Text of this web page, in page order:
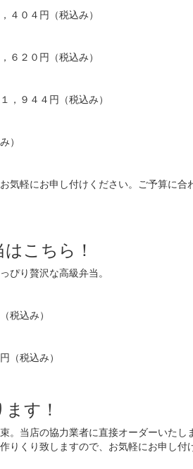
０４円（税込み）
２０円（税込み）
９４４円（税込み）
）
気軽にお申し付けください。ご予算に
こちら！
ぴり贅沢な高級弁当。
税込み）
（税込み）
す！
。当店の協力業者に直接オーダーいた
りくり致しますので、お気軽にお申し付